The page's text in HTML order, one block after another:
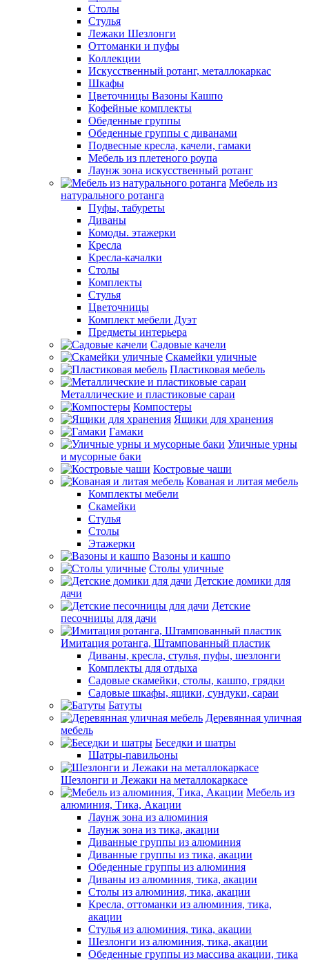
Столы
Стулья
Лежаки Шезлонги
Оттоманки и пуфы
Коллекции
Искусственный ротанг, металлокаркас
Шкафы
Цветочницы Вазоны Кашпо
Кофейные комплекты
Обеденные группы
Обеденные группы с диванами
Подвесные кресла, качели, гамаки
Мебель из плетеного роупа
Лаунж зона искусственный ротанг
Мебель из
натурального ротанга
Пуфы, табуреты
Диваны
Комоды. этажерки
Кресла
Кресла-качалки
Столы
Комплекты
Стулья
Цветочницы
Комплект мебели Дуэт
Предметы интерьера
Садовые качели
Скамейки уличные
Пластиковая мебель
Металлические и пластиковые сараи
Компостеры
Ящики для хранения
Гамаки
Уличные урны
и мусорные баки
Костровые чаши
Кованая и литая мебель
Комплекты мебели
Скамейки
Стулья
Столы
Этажерки
Вазоны и кашпо
Столы уличные
Детские домики для
дачи
Детские
песочницы для дачи
Имитация ротанга, Штампованный пластик
Диваны, кресла, стулья, пуфы, шезлонги
Комплекты для отдыха
Садовые скамейки, столы, кашпо, грядки
Садовые шкафы, ящики, сундуки, сараи
Батуты
Деревянная уличная
мебель
Беседки и шатры
Шатры-павильоны
Шезлонги и Лежаки на металлокаркасе
Мебель из
алюминия, Тика, Акации
Лаунж зона из алюминия
Лаунж зона из тика, акации
Диванные группы из алюминия
Диванные группы из тика, акации
Обеденные группы из алюминия
Диваны из алюминия, тика, акации
Столы из алюминия, тика, акации
Кресла, оттоманки из алюминия, тика,
акации
Стулья из алюминия, тика, акации
Шезлонги из алюминия, тика, акации
Обеденные группы из массива акации, тика